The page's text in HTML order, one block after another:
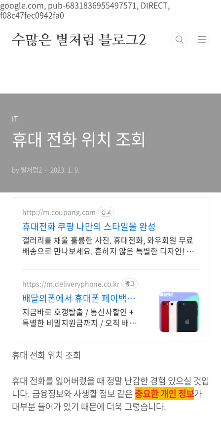
google.com, pub-6831836955497571, DIRECT,
f08c47fec0942fa0
본문 바로가기
수많은 별처럼 블로그2
IT
휴대 전화 위치 조회
by 별처럼2 2023. 1. 9.
http://m.coupang.com 광고
휴대전화 쿠팡 나만의 스타일을 완성
갤러리를 채울 훌륭한 사진. 휴대전화, 와우회원 무료
배송으로 만나보세요. 흔하지 않은 특별한 디자인! 지
https://m.deliveryphone.co.kr 광고
배달의폰에서 휴대폰 페이백
Secret 비밀지원금!
지금바로 호갱탈출 / 통신사할인 +
특별한 비밀지원금까지 / 오직 배달
휴대 전화 위치 조회
휴대 전화를 잃어버렸을 때 정말 난감한 경험 있으실 것입
니다. 금융정보와 사생활 정보 같은중요한 개인 정보가
대부분 들어가 있기 때문에 더욱 그렇습니다.